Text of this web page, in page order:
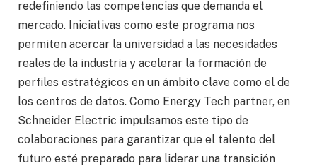
redefiniendo las competencias que demanda el
mercado. Iniciativas como este programa nos
permiten acercar la universidad a las necesidades
reales de la industria y acelerar la formación de
perfiles estratégicos en un ámbito clave como el de
los centros de datos. Como Energy Tech partner, en
Schneider Electric impulsamos este tipo de
colaboraciones para garantizar que el talento del
futuro esté preparado para liderar una transición